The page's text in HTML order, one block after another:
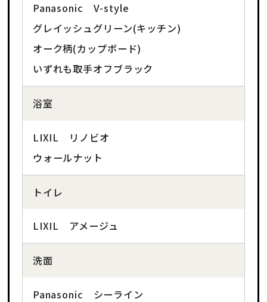
Panasonic V-style
グレイッシュグリーン(キッチン)
オーク柄(カップボード)
いずれも取手オフブラック
浴室
LIXIL リノビオ
ウォールナット
トイレ
LIXIL アメージュ
洗面
Panasonic シーライン